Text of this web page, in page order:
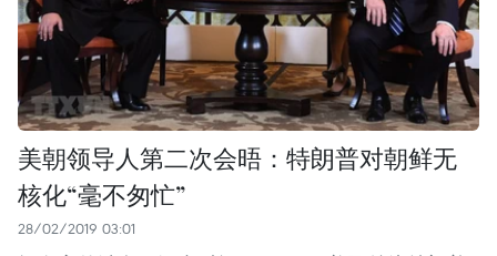
美朝领导人第二次会晤：特朗普对朝鲜无
核化“毫不匆忙”
28/02/2019 03:01